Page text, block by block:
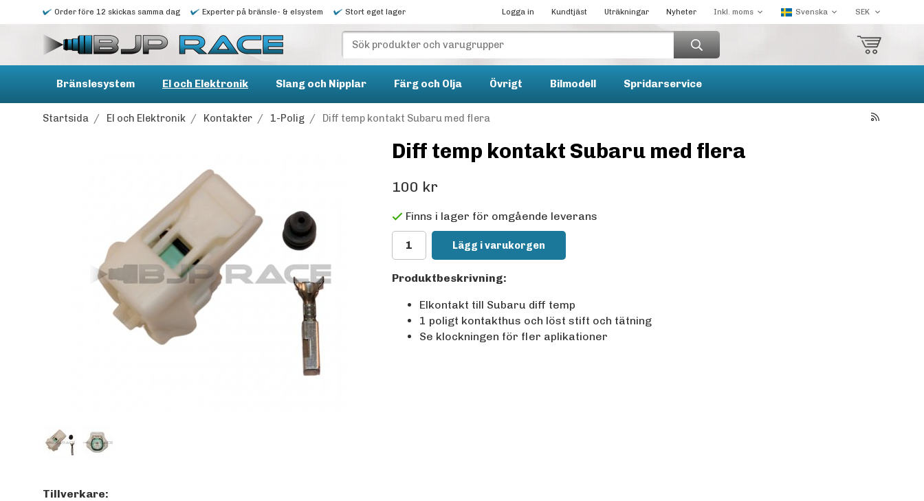
Order före 12 skickas samma dag Experter på bränsle- & elsystem Stort eget lager Logga in Kundtjäst Uträkningar Nyheter
Bränslesystem El och Elektronik Slang och Nipplar Färg och Olja Övrigt Bilmodell Spridarservice
Startsida / El och Elektronik / Kontakter / 1-Polig / Diff temp kontakt Subaru med flera
Diff temp kontakt Subaru med flera
100 kr
Finns i lager för omgående leverans
Lägg i varukorgen
Produktbeskrivning:
Elkontakt till Subaru diff temp
1 poligt kontakthus och löst stift och tätning
Se klockningen för fler aplikationer
Tillverkare: